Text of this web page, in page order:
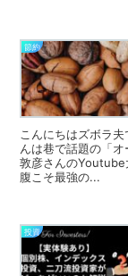
節約
こんにちはズボラ
んは巷で話題の「
敦彦さんのYoutube
腹こそ最強の...
投資